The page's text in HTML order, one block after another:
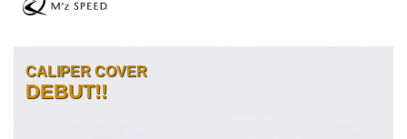
CALIPER COVER
DEBUT!!